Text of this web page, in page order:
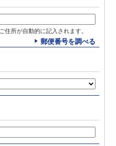
住所が自動的に記入されます。
郵便番号を調べる